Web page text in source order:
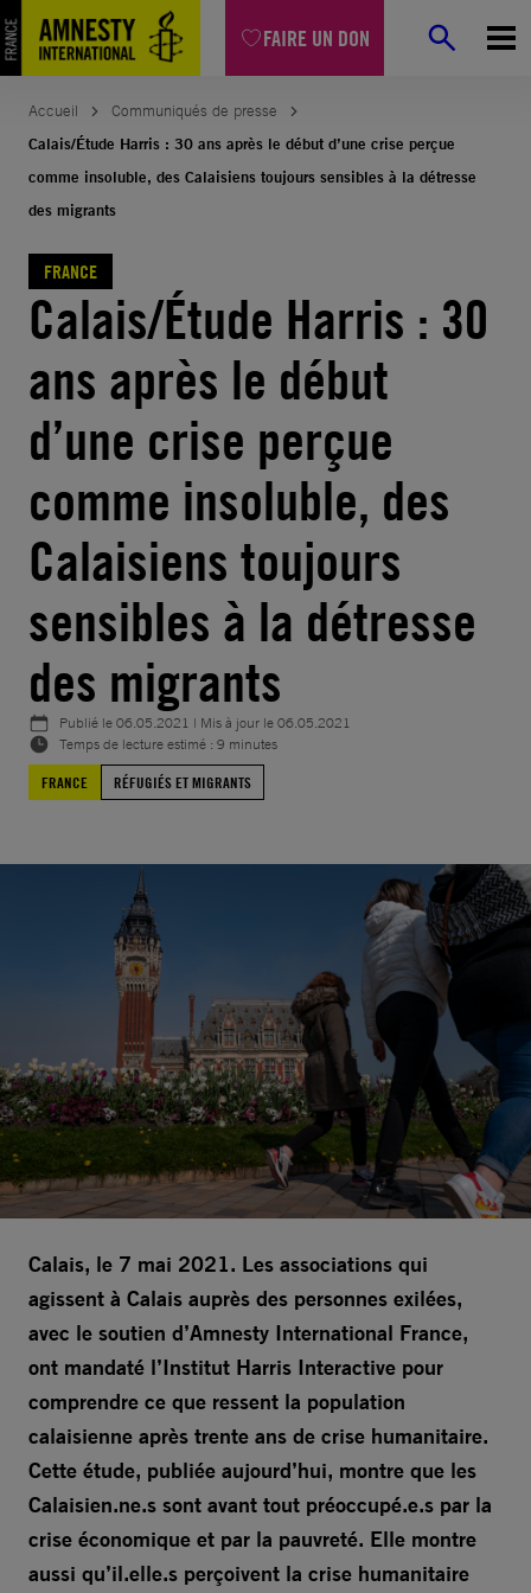
FAIRE UN DON
Aller
au
contenu
Accueil
Communiqués de presse
Calais/Étude Harris : 30 ans après le début d’une crise perçue
comme insoluble, des Calaisiens toujours sensibles à la détresse
des migrants
FRANCE
Calais/Étude Harris : 30
ans après le début
d’une crise perçue
comme insoluble, des
Calaisiens toujours
sensibles à la détresse
des migrants
Publié le06.05.2021 | Mis à jour le06.05.2021
Temps de lecture estimé : 9 minutes
FRANCE
RÉFUGIÉS ET MIGRANTS
Calais, le 7 mai 2021. Les associations qui
agissent à Calais auprès des personnes exilées,
avec le soutien d’Amnesty International France,
ont mandaté l’Institut Harris Interactive pour
comprendre ce que ressent la population
calaisienne après trente ans de crise humanitaire.
Cette étude, publiée aujourd’hui, montre que les
Calaisien.ne.s sont avant tout préoccupé.e.s par la
crise économique et par la pauvreté. Elle montre
aussi qu’il.elle.s perçoivent la crise humanitaire